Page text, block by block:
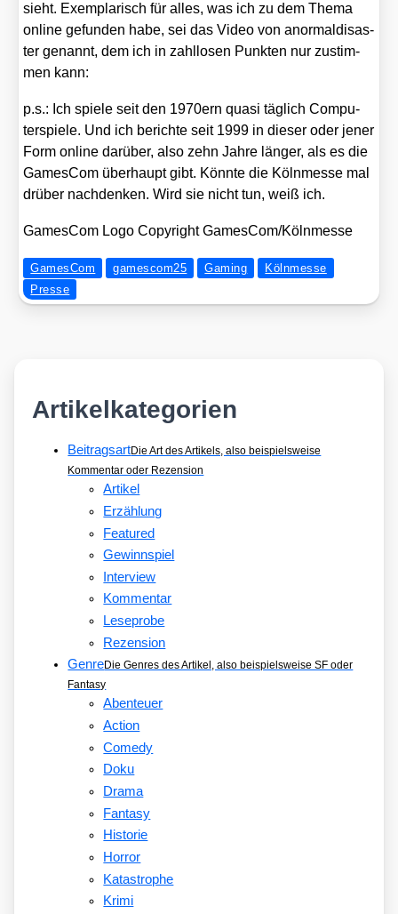
sieht. Exem­pla­risch für alles, was ich zu dem The­ma
online gefun­den habe, sei das Video von anor­mal­dis­as­
ter genannt, dem ich in zahl­lo­sen Punk­ten nur zustim­
men kann:
p.s.: Ich spie­le seit den 1970ern qua­si täg­lich Com­pu­
ter­spie­le. Und ich berich­te seit 1999 in die­ser oder jener
Form online dar­über, also zehn Jah­re län­ger, als es die
Games­Com über­haupt gibt. Könn­te die Köln­mes­se mal
drü­ber nach­den­ken. Wird sie nicht tun, weiß ich.
Games­Com Logo Copy­right GamesCom/​Kölnmesse
GamesCom gamescom25 Gaming
Kölnmesse
Presse
Artikelkategorien
BeitragsartDie Art des Artikels, also beispielsweise
Kommentar oder Rezension
Artikel
Erzählung
Featured
Gewinnspiel
Interview
Kommentar
Leseprobe
Rezension
GenreDie Genres des Artikel, also beispielsweise SF oder
Fantasy
Abenteuer
Action
Comedy
Doku
Drama
Fantasy
Historie
Horror
Katastrophe
Krimi